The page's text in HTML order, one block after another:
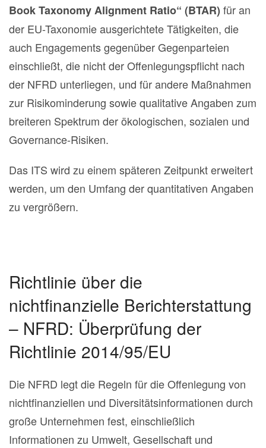
Book Taxonomy Alignment Ratio“ (BTAR) für an
der EU-Taxonomie ausgerichtete Tätigkeiten, die
auch Engagements gegenüber Gegenparteien
einschließt, die nicht der Offenlegungspflicht nach
der NFRD unterliegen, und für andere Maßnahmen
zur Risikominderung sowie qualitative Angaben zum
breiteren Spektrum der ökologischen, sozialen und
Governance-Risiken.
Das ITS wird zu einem späteren Zeitpunkt erweitert
werden, um den Umfang der quantitativen Angaben
zu vergrößern.
Richtlinie über die
nichtfinanzielle Berichterstattung
– NFRD: Überprüfung der
Richtlinie 2014/95/EU
Die NFRD legt die Regeln für die Offenlegung von
nichtfinanziellen und Diversitätsinformationen durch
große Unternehmen fest, einschließlich
Informationen zu Umwelt, Gesellschaft und